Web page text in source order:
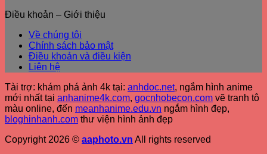
Điều khoản – Giới thiệu
Về chúng tôi
Chính sách bảo mật
Điều khoản và điều kiện
Liên hệ
Tài trợ: khám phá ảnh 4k tại: anhdoc.net, ngắm hình anime
mới nhất tại anhanime4k.com, gocnhobecon.com vẽ tranh tô
màu online, đến meanhanime.edu.vn ngắm hình đẹp,
bloghinhanh.com thư viện hình ảnh đẹp
Copyright 2026 © aaphoto.vn All rights reserved